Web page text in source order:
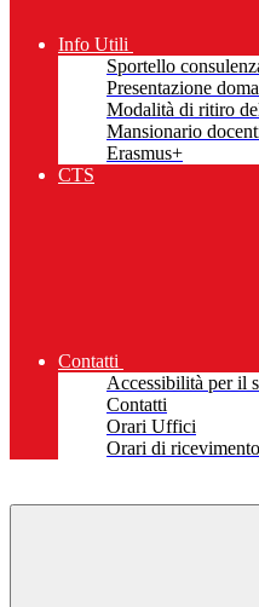
Info Utili
Sportello
Presentazione
Modalità di ritiro
Mansionario
Erasmus+
CTS
Contatti
Accessibilità per il
Contatti
Orari Uffici
Orari di